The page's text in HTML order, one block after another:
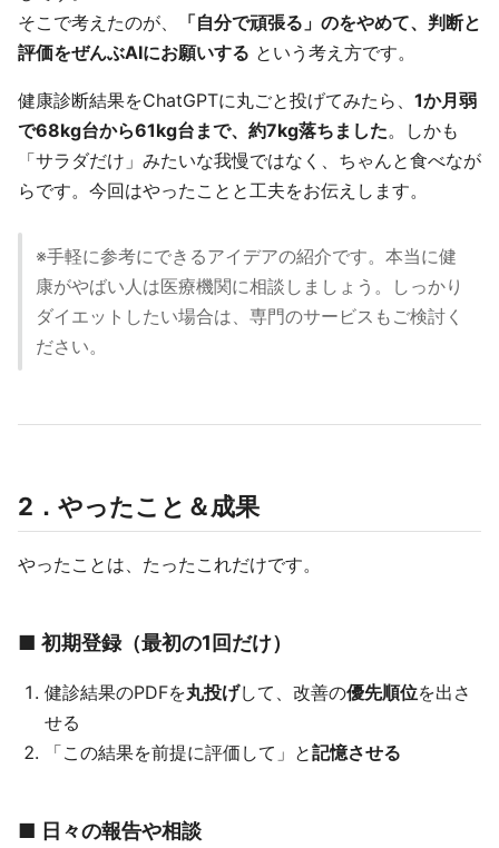
そこで考えたのが、
「自分で頑張る」のをやめて、判断と
評価をぜんぶAIにお願いする という考え方です。
健康診断結果をChatGPTに丸ごと投げてみたら、 1か月弱
で68kg台から61kg台まで、約7kg落ちました。しかも
「サラダだけ」みたいな我慢ではなく、ちゃんと食べなが
らです。今回はやったことと工夫をお伝えします。
※手軽に参考にできるアイデアの紹介です。本当に健
康がやばい人は医療機関に相談しましょう。しっかり
ダイエットしたい場合は、専門のサービスもご検討く
ださい。
2．やったこと＆成果
やったことは、たったこれだけです。
■ 初期登録（最初の1回だけ）
健診結果のPDFを丸投げして、改善の優先順位を出さ
せる
「この結果を前提に評価して」と記憶させる
■ 日々の報告や相談